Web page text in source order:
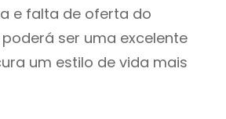
e falta de oferta do
ser uma excelente
um estilo de vida mais